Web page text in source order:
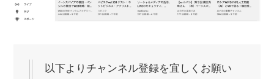
以下よりチャンネル登録を宜しくお願い